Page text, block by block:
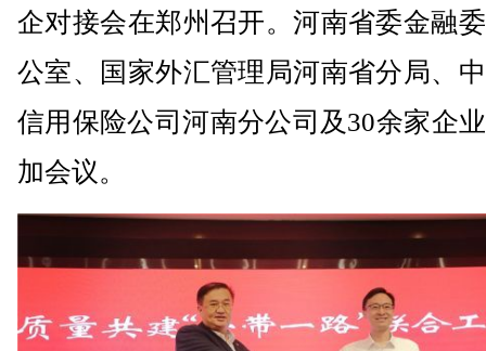
企对接会在郑州召开。河南省委金融
公室、国家外汇管理局河南省分局、
信用保险公司河南分公司及30余家企
加会议。